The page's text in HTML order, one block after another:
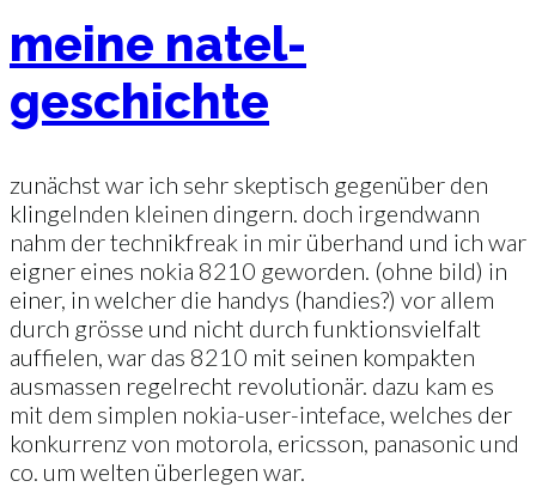
meine natel-
geschichte
zunächst war ich sehr skeptisch gegenüber den
klingelnden kleinen dingern. doch irgendwann
nahm der technikfreak in mir überhand und ich war
eigner eines nokia 8210 geworden. (ohne bild) in
einer, in welcher die handys (handies?) vor allem
durch grösse und nicht durch funktionsvielfalt
auffielen, war das 8210 mit seinen kompakten
ausmassen regelrecht revolutionär. dazu kam es
mit dem simplen nokia-user-inteface, welches der
konkurrenz von motorola, ericsson, panasonic und
co. um welten überlegen war.